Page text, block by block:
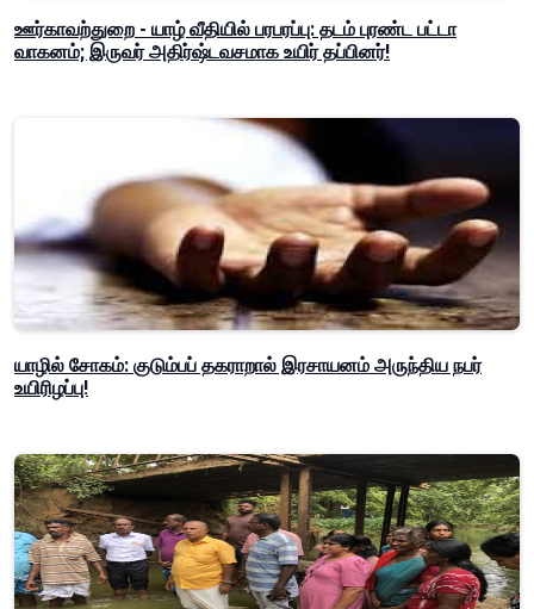
ஊர்காவற்துறை - யாழ் வீதியில் பரபரப்பு: தடம் புரண்ட பட்டா
வாகனம்; இருவர் அதிர்ஷ்டவசமாக உயிர் தப்பினர்!
யாழில் சோகம்: குடும்பப் தகராறால் இரசாயனம் அருந்திய நபர்
உயிரிழப்பு!